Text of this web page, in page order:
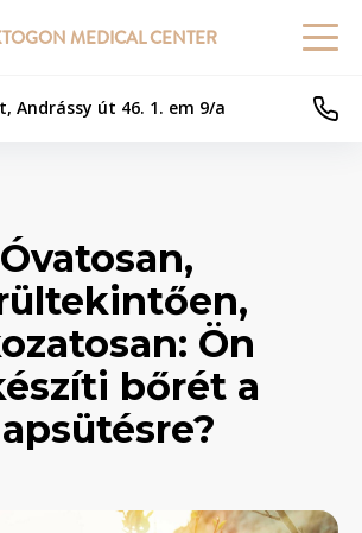
MEDICAL CENTER
Andrássy út 46. 1. em 9/a
Óvatosan,
Ön
bőrét a